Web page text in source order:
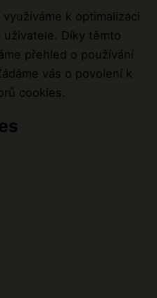
k optimalizaci
Díky těmto
přehled o používání
vás o povolení k
cookies.